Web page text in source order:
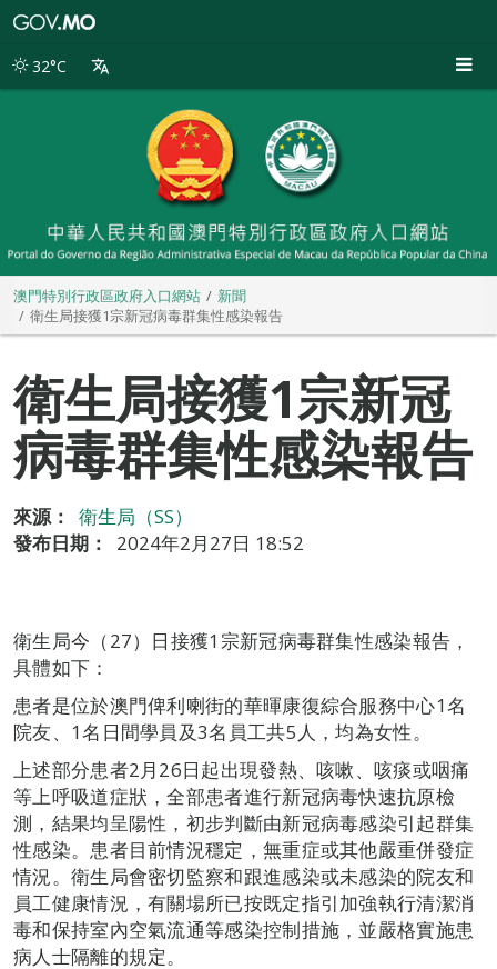
別
32°C
澳門特別行政區政府入口網站
新聞
衛生局接獲1宗新冠病毒群集性感染報告
衛生局接獲1宗新冠
病毒群集性感染報告
來源：
衛生局（SS）
發布日期：
2024年2月27日 18:52
衛生局今（27）日接獲1宗新冠病毒群集性感染報告，
具體如下：
患者是位於澳門俾利喇街的華暉康復綜合服務中心1名
院友、1名日間學員及3名員工共5人，均為女性。
上述部分患者2月26日起出現發熱、咳嗽、咳痰或咽痛
等上呼吸道症狀，全部患者進行新冠病毒快速抗原檢
測，結果均呈陽性，初步判斷由新冠病毒感染引起群集
性感染。患者目前情況穩定，無重症或其他嚴重併發症
情況。衛生局會密切監察和跟進感染或未感染的院友和
員工健康情況，有關場所已按既定指引加強執行清潔消
毒和保持室內空氣流通等感染控制措施，並嚴格實施患
病人士隔離的規定。